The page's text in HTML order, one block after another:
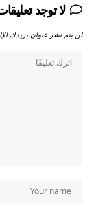
لا توجد
لن يتم نشر عنوان بريدك